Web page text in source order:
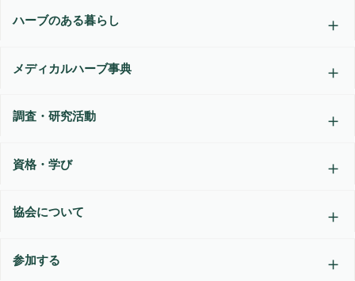
ハーブのある暮らし
メディカルハーブ事典
調査・研究活動
資格・学び
協会について
参加する